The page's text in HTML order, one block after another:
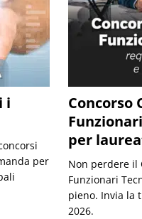
i
per
Concorso
per
Non perdere il
Funzionari
pieno. Invia la
2026.